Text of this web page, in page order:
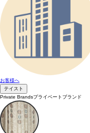
お客様へ
テイスト
Private Brandsプライベートブランド